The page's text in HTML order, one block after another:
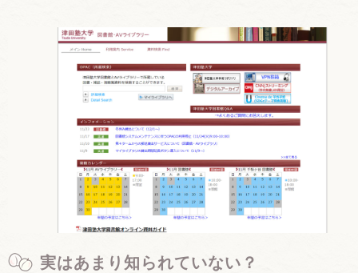
実はあまり知られていない？